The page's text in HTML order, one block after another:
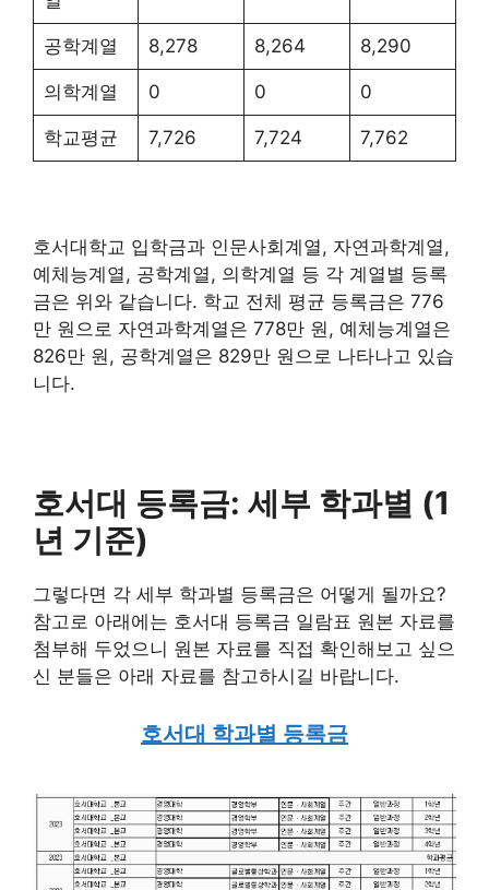
공학계열 8,278 8,264 8,290
의학계열 0 0 0
학교평균 7,726 7,724 7,762
호서대학교 입학금과 인문사회계열, 자연과학계열,
예체능계열, 공학계열, 의학계열 등 각 계열별 등록
금은 위와 같습니다. 학교 전체 평균 등록금은 776
만 원으로 자연과학계열은 778만 원, 예체능계열은
826만 원, 공학계열은 829만 원으로 나타나고 있습
니다.
호서대 등록금: 세부 학과별 (1
년 기준)
그렇다면 각 세부 학과별 등록금은 어떻게 될까요?
참고로 아래에는 호서대 등록금 일람표 원본 자료를
첨부해 두었으니 원본 자료를 직접 확인해보고 싶으
신 분들은 아래 자료를 참고하시길 바랍니다.
호서대 학과별 등록금